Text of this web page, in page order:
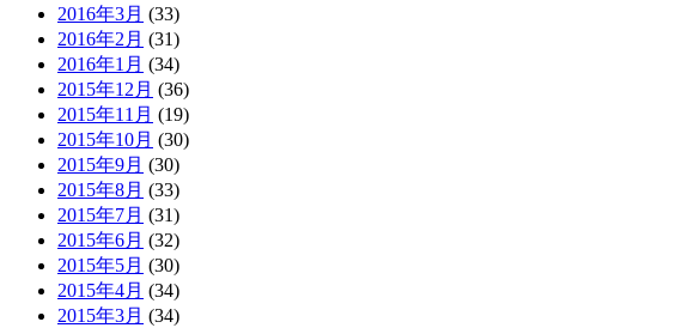
2016年3月 (33)
2016年2月 (31)
2016年1月 (34)
2015年12月 (36)
2015年11月 (19)
2015年10月 (30)
2015年9月 (30)
2015年8月 (33)
2015年7月 (31)
2015年6月 (32)
2015年5月 (30)
2015年4月 (34)
2015年3月 (34)